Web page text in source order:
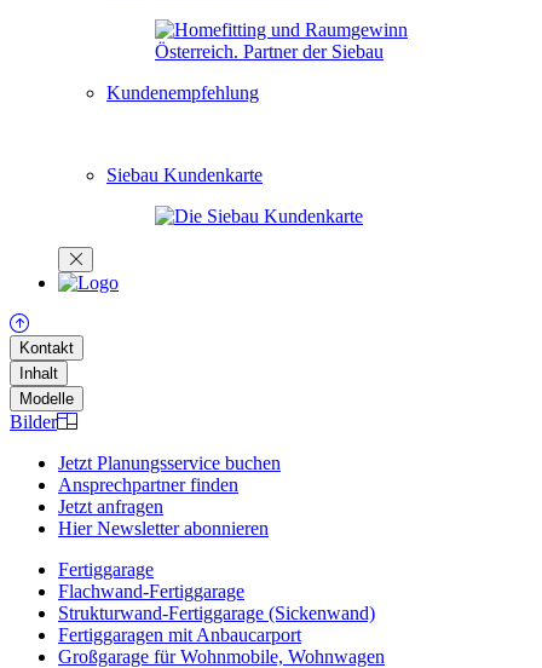
Kundenempfehlung
Siebau Kundenkarte
Kontakt
Inhalt
Modelle
Bilder
Jetzt Planungsservice buchen
Ansprechpartner finden
Jetzt anfragen
Hier Newsletter abonnieren
Fertiggarage
Flachwand-Fertiggarage
Strukturwand-Fertiggarage (Sickenwand)
Fertiggaragen mit Anbaucarport
Großgarage für Wohnmobile, Wohnwagen